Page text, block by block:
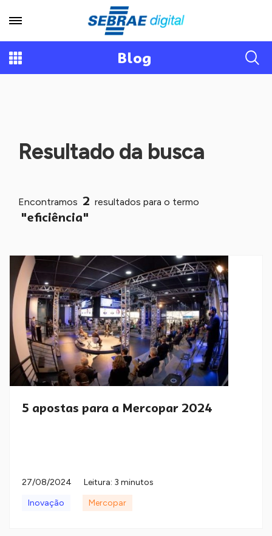
Blog
Resultado da busca
Encontramos 2 resultados para o termo
"eficiência"
5 apostas para a Mercopar 2024
27/08/2024
Leitura: 3 minutos
Inovação
Mercopar